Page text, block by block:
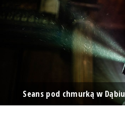
Seans pod chmurką w Dąbiu